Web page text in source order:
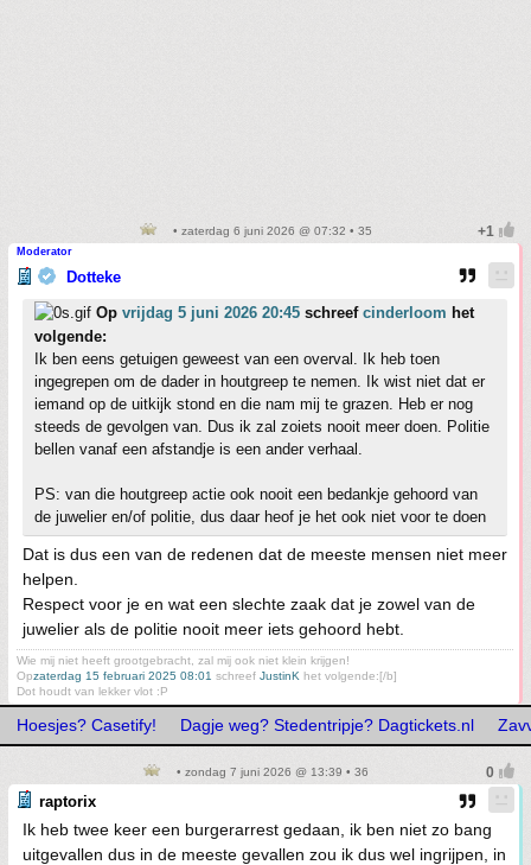
• zaterdag 6 juni 2026 @ 07:32 • 35
Moderator
Dotteke
Op vrijdag 5 juni 2026 20:45 schreef cinderloom het
volgende:
Ik ben eens getuigen geweest van een overval. Ik heb toen
ingegrepen om de dader in houtgreep te nemen. Ik wist niet dat er
iemand op de uitkijk stond en die nam mij te grazen. Heb er nog
steeds de gevolgen van. Dus ik zal zoiets nooit meer doen. Politie
bellen vanaf een afstandje is een ander verhaal.
PS: van die houtgreep actie ook nooit een bedankje gehoord van
de juwelier en/of politie, dus daar heof je het ook niet voor te doen
Dat is dus een van de redenen dat de meeste mensen niet meer
helpen.
Respect voor je en wat een slechte zaak dat je zowel van de
juwelier als de politie nooit meer iets gehoord hebt.
Wie mij niet heeft grootgebracht, zal mij ook niet klein krijgen!
Opzaterdag 15 februari 2025 08:01 schreef JustinK het volgende:[/b]
Dot houdt van lekker vlot :P
Hoesjes? Casetify! Dagje weg? Stedentripje? Dagtickets.nl
• zondag 7 juni 2026 @ 13:39 • 36
raptorix
Ik heb twee keer een burgerarrest gedaan, ik ben niet zo bang
uitgevallen dus in de meeste gevallen zou ik dus wel ingrijpen, in